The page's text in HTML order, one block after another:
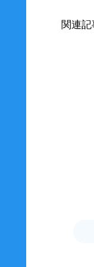
関連記